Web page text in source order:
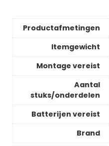
Productafmetingen
Itemgewicht
Montage vereist
Aantal
stuks/onderdelen
Batterijen vereist
Brand